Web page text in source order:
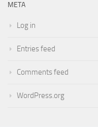
META
Log in
Entries feed
Comments feed
WordPress.org